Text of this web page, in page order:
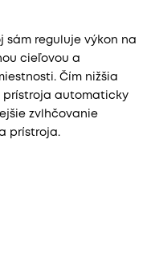
sám reguluje výkon na
cieľovou a
Čím nižšia
prístroja automaticky
zvlhčovanie
prístroja.